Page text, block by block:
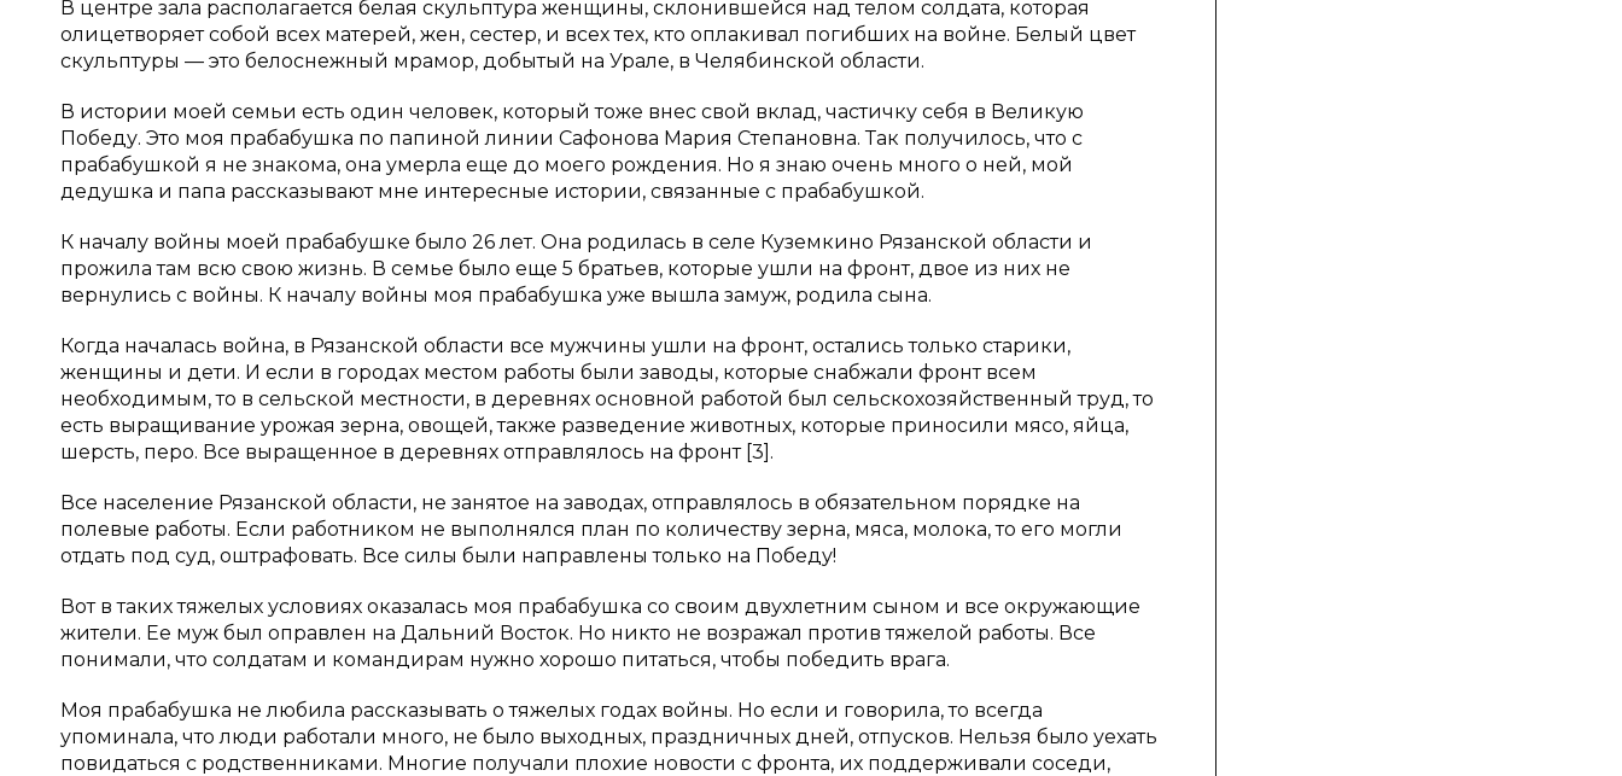
В центре зала располагается белая скульптура женщины, склонившейся над телом солдата, которая
олицетворяет собой всех матерей, жен, сестер, и всех тех, кто оплакивал погибших на войне. Белый цвет
скульптуры — это белоснежный мрамор, добытый на Урале, в Челябинской области.
В истории моей семьи есть один человек, который тоже внес свой вклад, частичку себя в Великую
Победу. Это моя прабабушка по папиной линии Сафонова Мария Степановна. Так получилось, что с
прабабушкой я не знакома, она умерла еще до моего рождения. Но я знаю очень много о ней, мой
дедушка и папа рассказывают мне интересные истории, связанные с прабабушкой.
К началу войны моей прабабушке было 26 лет. Она родилась в селе Куземкино Рязанской области и
прожила там всю свою жизнь. В семье было еще 5 братьев, которые ушли на фронт, двое из них не
вернулись с войны. К началу войны моя прабабушка уже вышла замуж, родила сына.
Когда началась война, в Рязанской области все мужчины ушли на фронт, остались только старики,
женщины и дети. И если в городах местом работы были заводы, которые снабжали фронт всем
необходимым, то в сельской местности, в деревнях основной работой был сельскохозяйственный труд, то
есть выращивание урожая зерна, овощей, также разведение животных, которые приносили мясо, яйца,
шерсть, перо. Все выращенное в деревнях отправлялось на фронт [3].
Все население Рязанской области, не занятое на заводах, отправлялось в обязательном порядке на
полевые работы. Если работником не выполнялся план по количеству зерна, мяса, молока, то его могли
отдать под суд, оштрафовать. Все силы были направлены только на Победу!
Вот в таких тяжелых условиях оказалась моя прабабушка со своим двухлетним сыном и все окружающие
жители. Ее муж был оправлен на Дальний Восток. Но никто не возражал против тяжелой работы. Все
понимали, что солдатам и командирам нужно хорошо питаться, чтобы победить врага.
Моя прабабушка не любила рассказывать о тяжелых годах войны. Но если и говорила, то всегда
упоминала, что люди работали много, не было выходных, праздничных дней, отпусков. Нельзя было уехать
повидаться с родственниками. Многие получали плохие новости с фронта, их поддерживали соседи,